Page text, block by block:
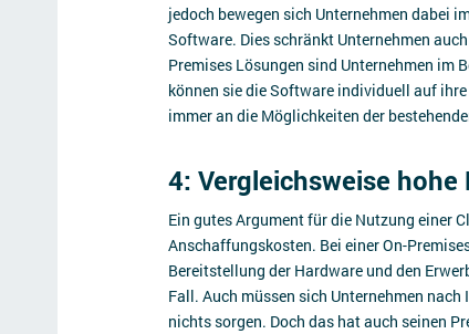
jedoch bewegen sich Unternehmen dabei
Software. Dies schränkt Unternehmen
Premises Lösungen sind Unternehmen im
können sie die Software individuell auf
immer an die Möglichkeiten der
4: Vergleichsweise hohe
Ein gutes Argument für die Nutzung einer
Anschaffungskosten. Bei einer On-
Bereitstellung der Hardware und den
Fall. Auch müssen sich Unternehmen
nichts sorgen. Doch das hat auch seinen